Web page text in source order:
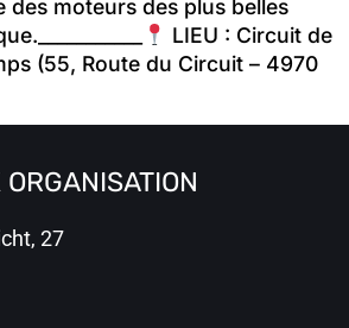
des moteurs des plus belles
LIEU : Circuit de
(55, Route du Circuit – 4970
ORGANISATION
27